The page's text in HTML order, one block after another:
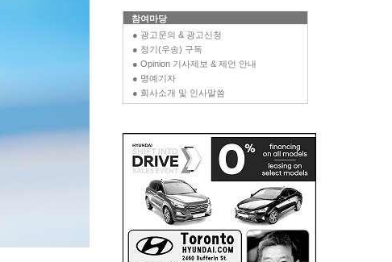
참여마당
● 광고문의 & 광고신청
● 정기(우송) 구독
● Opinion 기사제보 & 제언 안내
● 명예기자
● 회사소개 및 인사말씀